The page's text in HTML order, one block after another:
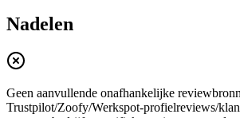
Nadelen
Geen aanvullende onafhankelijke
Trustpilot/Zoofy/Werkspot-profielreviews/